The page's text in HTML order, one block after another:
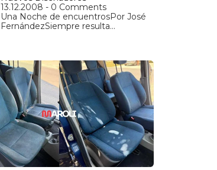
13.12.2008 - 0 Comments
Una Noche de encuentrosPor José
FernándezSiempre resulta…